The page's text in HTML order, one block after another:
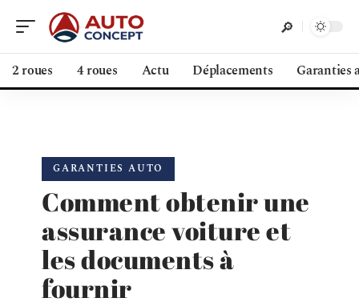
2 roues 4 roues Actu Déplacements Garanties
GARANTIES AUTO
Comment obtenir une
assurance voiture et
les documents à
fournir